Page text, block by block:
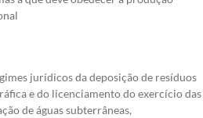
jurídicos da deposição de resíduos
e do licenciamento do exercício das
de águas subterrâneas,